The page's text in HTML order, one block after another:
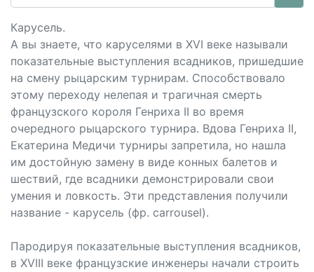
Карусель.
А вы знаете, что каруселями в XVI веке называли
показательные выступления всадников, пришедшие
на смену рыцарским турнирам. Способствовало
этому переходу нелепая и трагичная смерть
французского короля Генриха II во время
очередного рыцарского турнира. Вдова Генриха II,
Екатерина Медичи турниры запретила, но нашла
им достойную замену в виде конных балетов и
шествий, где всадники демонстрировали свои
умения и ловкость. Эти представления получили
название - карусель (фр. carrousel).
Пародируя показательные выступления всадников,
в XVIII веке французские инженеры начали строить